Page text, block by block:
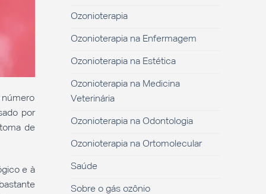
número
por
de
e à
Ozonioterapia
Ozonioterapia na Enfermagem
Ozonioterapia na Estética
Ozonioterapia na Medicina
Veterinária
Ozonioterapia na Odontologia
Ozonioterapia na Ortomolecular
Saúde
Sobre o gás ozônio